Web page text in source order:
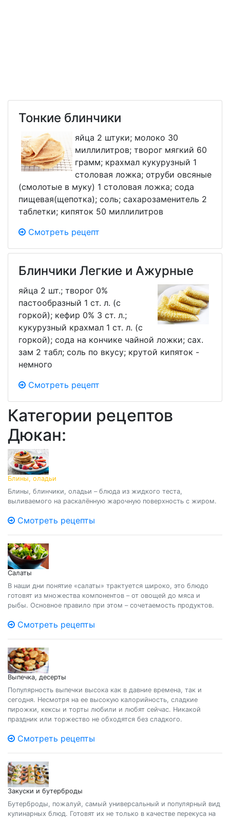
Тонкие блинчики
яйца 2 штуки; молоко 30
миллилитров; творог мягкий 60
грамм; крахмал кукурузный 1
столовая ложка; отруби овсяные
(смолотые в муку) 1 столовая ложка; сода
пищевая(щепотка); соль; сахарозаменитель 2
таблетки; кипяток 50 миллилитров
Смотреть рецепт
Блинчики Легкие и Ажурные
яйца 2 шт.; творог 0%
пастообразный 1 ст. л. (с
горкой); кефир 0% 3 ст. л.;
кукурузный крахмал 1 ст. л. (с
горкой); сода на кончике чайной ложки; сах.
зам 2 табл; соль по вкусу; крутой кипяток -
немного
Смотреть рецепт
Категории рецептов
Дюкан:
Блины, оладьи
Блины, блинчики, оладьи – блюда из жидкого теста,
выливаемого на раскалённую жарочную поверхность с жиром.
Смотреть рецепты
Салаты
В наши дни понятие «салаты» трактуется широко, это блюдо
готовят из множества компонентов – от овощей до мяса и
рыбы. Основное правило при этом – сочетаемость продуктов.
Смотреть рецепты
Выпечка, десерты
Популярность выпечки высока как в давние времена, так и
сегодня. Несмотря на ее высокую калорийность, сладкие
пирожки, кексы и торты любили и любят сейчас. Никакой
праздник или торжество не обходятся без сладкого.
Смотреть рецепты
Закуски и бутерброды
Бутерброды, пожалуй, самый универсальный и популярный вид
кулинарных блюд. Готовят их не только в качестве перекуса на